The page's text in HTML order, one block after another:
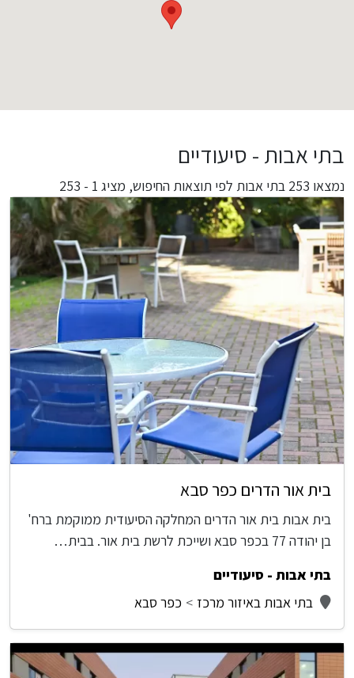
בתי אבות - סיעודיים
נמצאו 253 בתי אבות לפי תוצאות החיפוש, מציג 1 - 253
בית אור הדרים כפר סבא
בית אבות בית אור הדרים המחלקה הסיעודית ממוקמת ברח'
בן יהודה 77 בכפר סבא ושייכת לרשת בית אור. בבית…
בתי אבות - סיעודיים
בתי אבות באיזור מרכז
כפר סבא